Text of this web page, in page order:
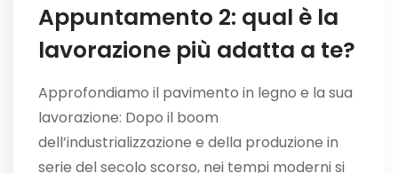
Appuntamento 2: qual è la
lavorazione più adatta a te?
Approfondiamo il pavimento in legno e la sua
lavorazione: Dopo il boom
dell’industrializzazione e della produzione in
serie del secolo scorso, nei tempi moderni si